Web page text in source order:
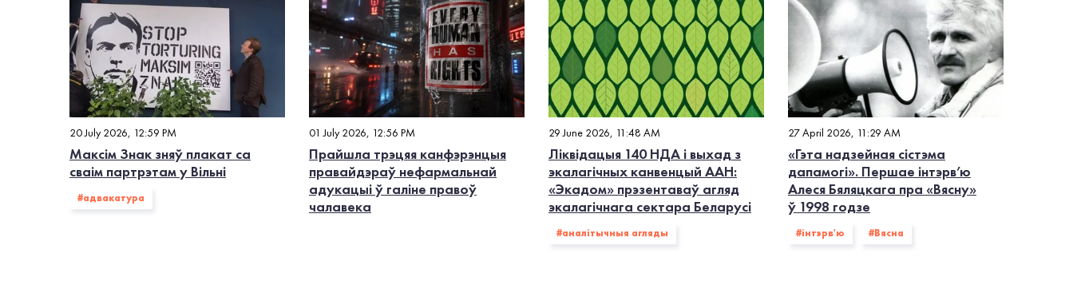
20 July 2026, 12:59 PM
Максім Знак зняў плакат са
сваім партрэтам у Вільні
#адвакатура
01 July 2026, 12:56 PM
Прайшла трэцяя канфэрэнцыя
правайдэраў нефармальнай
адукацыі ў галіне правоў
чалавека
29 June 2026, 11:48 AM
Ліквідацыя 140 НДА і выхад з
экалагiчных канвенцый ААН:
«Экадом» прэзентаваў агляд
экалагічнага сектара Беларусі
#аналітычныя агляды
27 April 2026, 11:29 AM
«Гэта надзейная сістэма
дапамогі». Першае інтэрв’ю
Алеся Бяляцкага пра «Вясну»
ў 1998 годзе
#інтэрв'ю #Вясна